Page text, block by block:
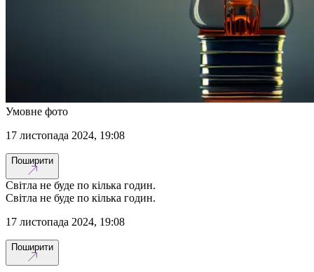
Умовне фото
17 листопада 2024, 19:08
Поширити
Світла не буде по кілька годин.
Світла не буде по кілька годин.
17 листопада 2024, 19:08
Поширити